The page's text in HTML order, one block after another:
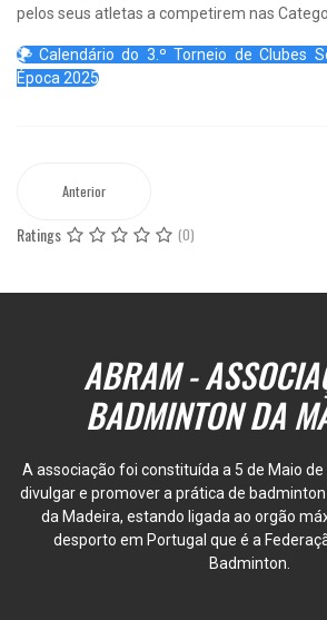
pelos seus atletas a competirem nas
Calendário do 3.º Torneio de Clubes
Época 2025
Anterior
Ratings (0)
ABRAM -
BADMINTON DA
A associação foi constituída a 5 de Maio
divulgar e promover a prática de
da Madeira, estando ligada ao orgão
desporto em Portugal que é a
Badminton.